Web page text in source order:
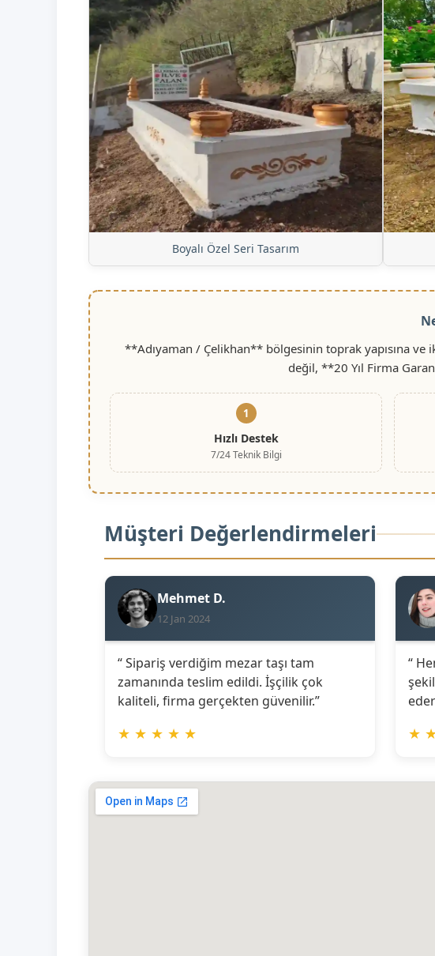
Boyalı Özel Seri Tasarım
**Adıyaman / Çelikhan** bölgesinin toprak yapısına
değil, **20 Yıl Firma
1
Hızlı Destek
7/24 Teknik Bilgi
Müşteri Değerlendirmeleri
Mehmet D.
12 Jan 2024
“ Sipariş verdiğim mezar taşı tam
zamanında teslim edildi. İşçilik çok
kaliteli, firma gerçekten güvenilir.”
★ ★ ★ ★ ★
“
★